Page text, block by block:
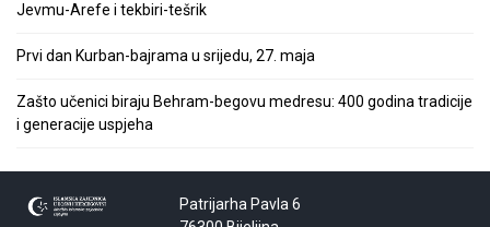
Jevmu-Arefe i tekbiri-tešrik
Prvi dan Kurban-bajrama u srijedu, 27. maja
Zašto učenici biraju Behram-begovu medresu: 400 godina tradicije
i generacije uspjeha
Patrijarha Pavla 6